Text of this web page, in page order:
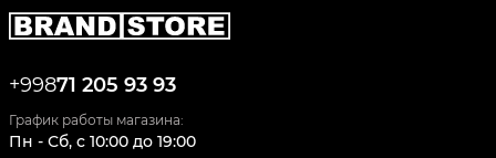
+99871 205 93 93
График работы магазина:
Пн - Сб, c 10:00 до 19:00